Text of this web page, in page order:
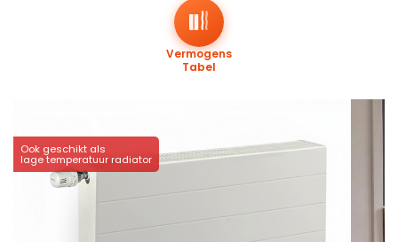
Ook geschikt als
lage temperatuur radiator
Vermogens
Tabel